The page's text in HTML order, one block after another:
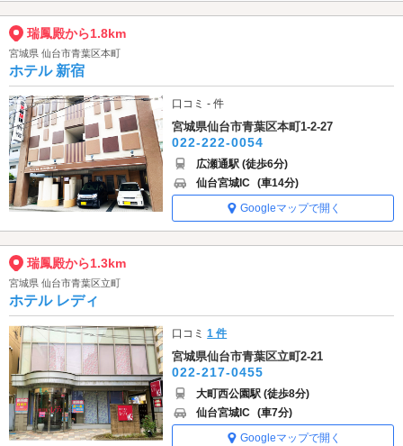
瑞鳳殿から1.8km
宮城県 仙台市青葉区本町
ホテル 新宿
口コミ - 件
宮城県仙台市青葉区本町1-2-27
022-222-0054
広瀬通駅 (徒歩6分)
仙台宮城IC (車14分)
Googleマップで開く
瑞鳳殿から1.3km
宮城県 仙台市青葉区立町
ホテル レディ
口コミ1 件
宮城県仙台市青葉区立町2-21
022-217-0455
大町西公園駅 (徒歩8分)
仙台宮城IC (車7分)
Googleマップで開く